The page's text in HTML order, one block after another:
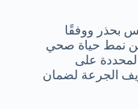
بحذر ووفقًا
من نمط حياة صحي
على
الجرعة لضمان